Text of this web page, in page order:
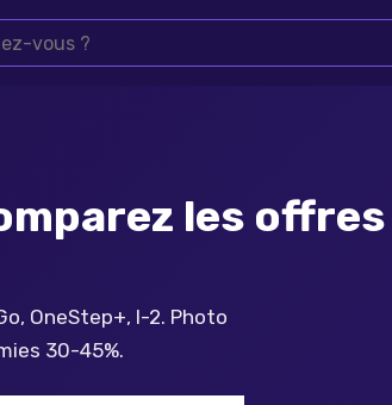
les
OneStep+, I-2. Photo
30-45%.